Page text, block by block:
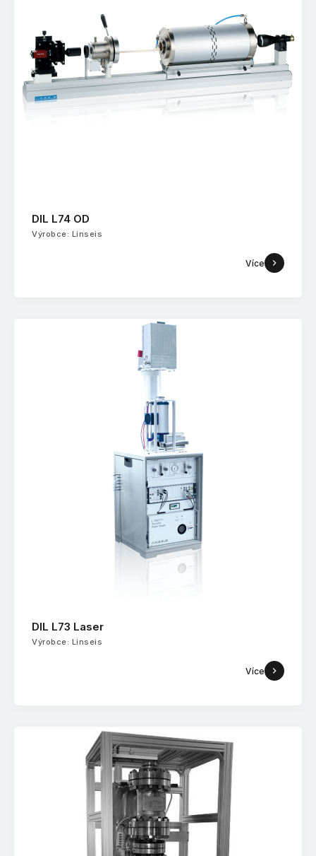
DIL L74 OD
Výrobce: Linseis
Více
DIL L73 Laser
Výrobce: Linseis
Více